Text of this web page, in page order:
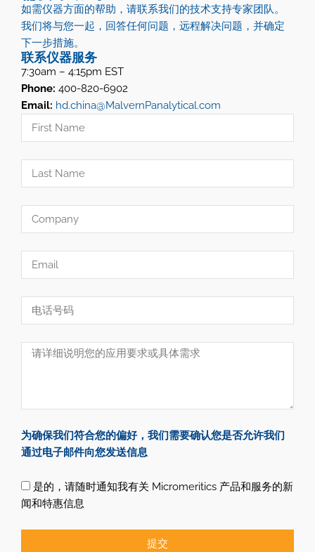
如需仪器方面的帮助，请联系我们的技术支持专家团队。
我们将与您一起，回答任何问题，远程解决问题，并确定
下一步措施。
联系仪器服务
7:30am – 4:15pm EST
Phone: 400-820-6902
Email: hd.china@MalvernPanalytical.com
为确保我们符合您的偏好，我们需要确认您是否允许我们
通过电子邮件向您发送信息
是的，请随时通知我有关 Micromeritics 产品和服务的新
闻和特惠信息
提交